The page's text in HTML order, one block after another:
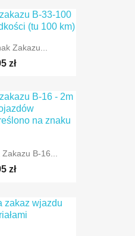
TYLKO ONLINE
Zakazu...
zł
B-16...
zł